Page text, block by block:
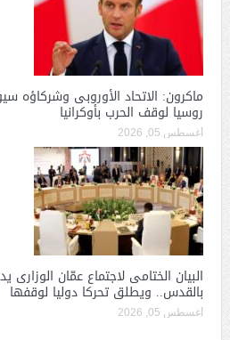
ماكرون: الاتحاد الأوروبى وشركاؤه
روسيا لوقف الحرب بأوكرانيا
أغسطس 05, 2026
البيان الختامى لاجتماع عمّان الوزارى
بالقدس.. ويطلق تحركا دوليا لوقفها
أغسطس 05, 2026